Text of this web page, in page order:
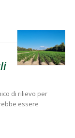
di rilievo per
essere